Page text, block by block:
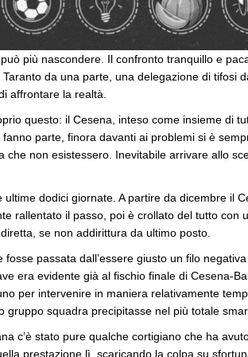
più nascondere. Il confronto tranquillo e
da una parte, una delegazione di tifosi
affrontare la realtà.
questo: il Cesena, inteso come insieme di
parte, finora davanti ai problemi si è
che non esistessero. Inevitabile arrivare allo
dodici giornate. A partire da dicembre il
rallentato il passo, poi è crollato del tutto con
se non addirittura da ultimo posto.
passata dall’essere giusto un filo negativa
era evidente già al fischio finale di Cesena-
per intervenire in maniera relativamente
gruppo squadra precipitasse nel più totale
c’è stato pure qualche cortigiano che ha
prestazione lì, scaricando la colpa su